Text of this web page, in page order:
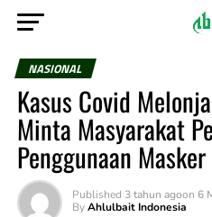
NASIONAL
Kasus Covid
Minta Masyarakat
Penggunaan Masker
Published 3 tahun agoon 6
By Ahlulbait Indonesia